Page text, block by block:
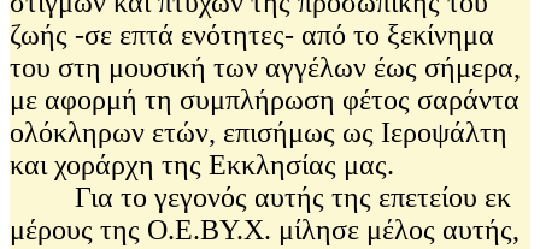
ζωής -σε επτά ενότητες- από το ξεκίνημα
του στη μουσική των αγγέλων έως σήμερα,
με αφορμή τη συμπλήρωση φέτος σαράντα
ολόκληρων ετών, επισήμως ως Ιεροψάλτη
και χοράρχη της Εκκλησίας μας.
Για το γεγονός αυτής της επετείου εκ
μέρους της Ο.Ε.ΒΥ.Χ. μίλησε μέλος αυτής,